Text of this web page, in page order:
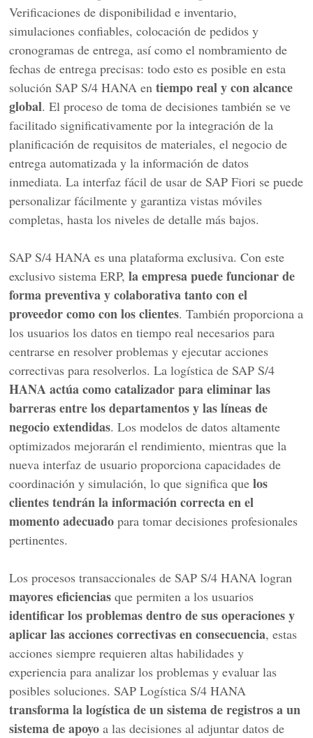
Verificaciones de disponibilidad e inventario,
simulaciones confiables, colocación de pedidos y
cronogramas de entrega, así como el nombramiento de
fechas de entrega precisas: todo esto es posible en esta
solución SAP S/4 HANA entiempo real y con alcance
global. El proceso de toma de decisiones también se ve
facilitado significativamente por la integración de la
planificación de requisitos de materiales, el negocio de
entrega automatizada y la información de datos
inmediata. La interfaz fácil de usar de SAP Fiori se puede
personalizar fácilmente y garantiza vistas móviles
completas, hasta los niveles de detalle más bajos.
SAP S/4 HANA es una plataforma exclusiva. Con este
exclusivo sistema ERP,la empresa puede funcionar de
forma preventiva y colaborativa tanto con el
proveedor como con los clientes. También proporciona a
los usuarios los datos en tiempo real necesarios para
centrarse en resolver problemas y ejecutar acciones
correctivas para resolverlos. La logística de SAP S/4
HANA actúa como catalizador para eliminar las
barreras entre los departamentos y las líneas de
negocio extendidas. Los modelos de datos altamente
optimizados mejorarán el rendimiento, mientras que la
nueva interfaz de usuario proporciona capacidades de
coordinación y simulación, lo que significa quelos
clientes tendrán la información correcta en el
momento adecuado para tomar decisiones profesionales
pertinentes.
Los procesos transaccionales de SAP S/4 HANA logran
mayores eficiencias que permiten a los usuarios
identificar los problemas dentro de sus operaciones y
aplicar las acciones correctivas en consecuencia, estas
acciones siempre requieren altas habilidades y
experiencia para analizar los problemas y evaluar las
posibles soluciones. SAP Logística S/4 HANA
transforma la logística de un sistema de registros a un
sistema de apoyoa las decisiones al adjuntar datos de